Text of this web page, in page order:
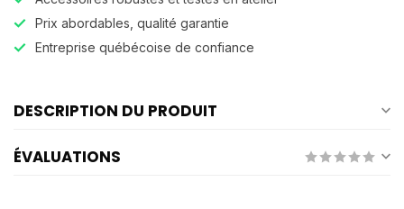
Prix abordables, qualité garantie
Entreprise québécoise de confiance
DESCRIPTION DU PRODUIT
ÉVALUATIONS